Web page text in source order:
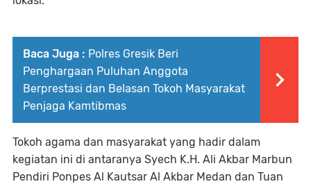
Baca Juga : Polres Gresik Beri
Penghargaan Puluhan Anggota
Berprestasi dan Belasan Tokoh Masyarakat
Penjaga Kamtibmas
Tokoh agama dan masyarakat yang hadir dalam
kegiatan ini di antaranya Syech K.H. Ali Akbar Marbun
Pendiri Ponpes Al Kautsar Al Akbar Medan dan ⁠Tuan